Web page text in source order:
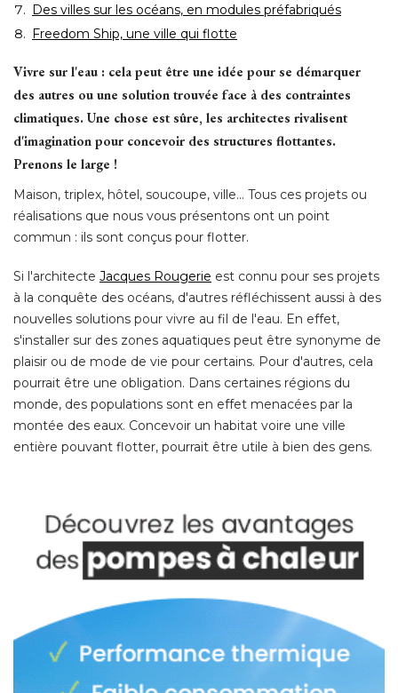
Des villes sur les océans, en modules préfabriqués
Freedom Ship, une ville qui flotte
Vivre sur l'eau : cela peut être une idée pour se démarquer
des autres ou une solution trouvée face à des contraintes
climatiques. Une chose est sûre, les architectes rivalisent
d'imagination pour concevoir des structures flottantes.
Prenons le large !
Maison, triplex, hôtel, soucoupe, ville... Tous ces projets ou
réalisations que nous vous présentons ont un point
commun : ils sont conçus pour flotter.
Si l'architecte Jacques Rougerie est connu pour ses projets
à la conquête des océans, d'autres réfléchissent aussi à des
nouvelles solutions pour vivre au fil de l'eau. En effet,
s'installer sur des zones aquatiques peut être synonyme de
plaisir ou de mode de vie pour certains. Pour d'autres, cela
pourrait être une obligation. Dans certaines régions du
monde, des populations sont en effet menacées par la
montée des eaux. Concevoir un habitat voire une ville
entière pouvant flotter, pourrait être utile à bien des gens.